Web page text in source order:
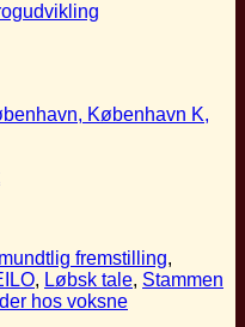
København K,
fremstilling,
, Løbsk tale, Stammen
hos voksne